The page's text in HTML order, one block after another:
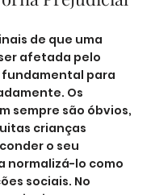
de que uma
afetada pelo
para
Os
sempre são óbvios,
crianças
o seu
normalizá-lo como
sociais. No